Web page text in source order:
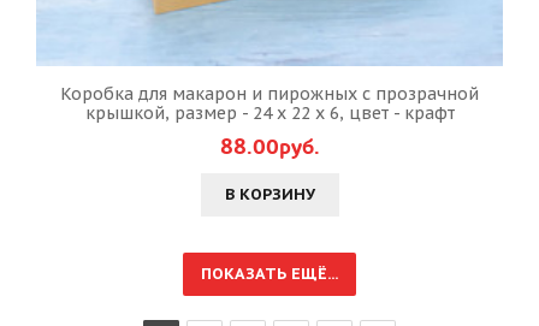
Коробка для макарон и пирожных с прозрачной
крышкой, размер - 24 х 22 х 6, цвет - крафт
88.00руб.
В КОРЗИНУ
ПОКАЗАТЬ ЕЩЁ...